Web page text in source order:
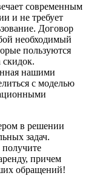
современным
и не требует
Договор
необходимый
пользуются
скидок.
нашими
с моделью
в решении
задач.
причем
обращений!